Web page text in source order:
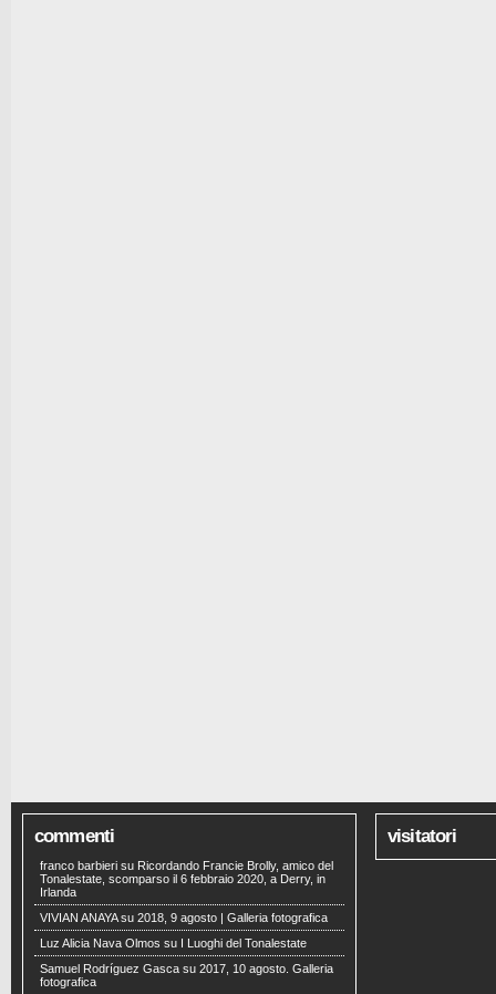
commenti
franco barbieri su Ricordando Francie Brolly, amico del
Tonalestate, scomparso il 6 febbraio 2020, a Derry, in
Irlanda
VIVIAN ANAYAsu 2018, 9 agosto | Galleria fotografica
Luz Alicia Nava Olmos su
I Luoghi del Tonalestate
Samuel Rodríguez Gasca su 2017, 10 agosto. Galleria
fotografica
visitatori